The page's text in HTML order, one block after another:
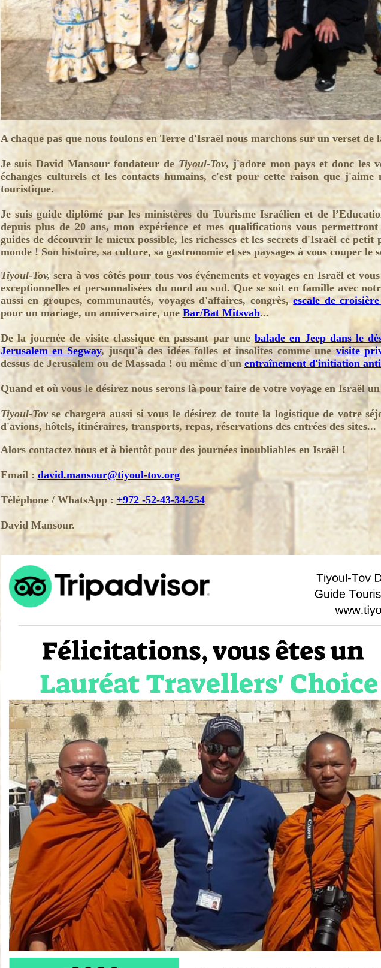
A chaque pas que nous foulons en Terre d'Israël nous marchons sur un verset de
Je suis David Mansour fondateur deTiyoul-Tov, j'adore mon pays et donc les
échanges culturels et les contacts humains, c'est pour cette raison que j'aime
touristique.
Je suis guide diplômé par les ministères du Tourisme Israélien et de
depuis plus de 20 ans, mon expérience et mes qualifications vous
guides de découvrir le mieux possible, les richesses et les secrets d'Israël ce petit
monde ! Son histoire, sa culture, sa gastronomie et ses paysages à vous couper le
Tiyoul-Tov,sera à vos côtés pour tous vos événements et voyages en Israël et
exceptionnelles et personnalisées du nord au sud. Que se soit en famille avec
aussi en groupes, communautés, voyages d'affaires, congrès,escale de
pour un mariage, un anniversaire, une Bar/Bat Mitsvah...
De la journée de visite classique en passant par unebalade en Jeep dans le
Jerusalem en Segway, jusqu'à des idées folles et insolites comme unevisite
dessus de Jerusalem ou de Massada ! ou même d'un entraînement d'initiation
Quand et où vous le désirez nous serons là pour faire de votre voyage en Israël
Tiyoul-Tovse chargera aussi si vous le désirez de toute la logistique de votre
d'avions, hôtels, itinéraires, transports, repas, réservations des entrées des sites...
Alors contactez nous et à bientôt pour des journées inoubliables en Israël !
Email : david.mansour@tiyoul-tov.org
Téléphone / WhatsApp : +972 -52-43-34-254
David Mansour.